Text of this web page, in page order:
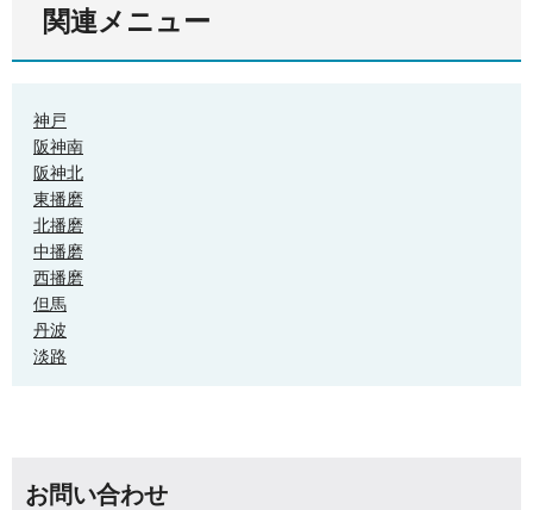
関連メニュー
神戸
阪神南
阪神北
東播磨
北播磨
中播磨
西播磨
但馬
丹波
淡路
お問い合わせ